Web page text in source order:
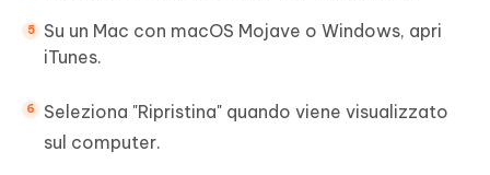
Su un Mac con macOS Mojave o Windows, apri
iTunes.
Seleziona "Ripristina" quando viene visualizzato
sul computer.